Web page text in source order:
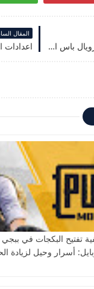
ببجي موبايل السيزون العشرون 20 وشكل الرويال باس الجديد
المقال
اعدادات السكوب
تفتيح البكجات في ببجي
أسرار وحيل لزيادة